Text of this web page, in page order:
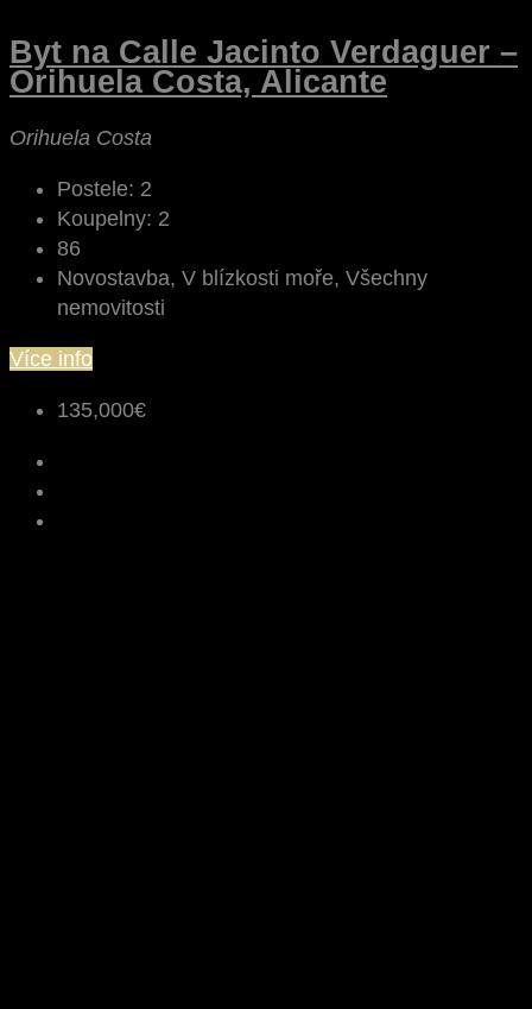
Byt na Calle Jacinto Verdaguer –
Orihuela Costa, Alicante
Orihuela Costa
Postele: 2
Koupelny: 2
86
Novostavba, V blízkosti moře, Všechny
nemovitosti
Více info
135,000€